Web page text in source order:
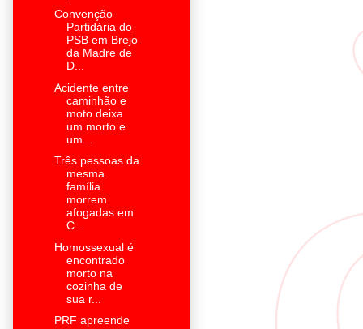
Convenção
Partidária do
PSB em Brejo
da Madre de
D...
Acidente entre
caminhão e
moto deixa
um morto e
um...
Três pessoas da
mesma
família
morrem
afogadas em
C...
Homossexual é
encontrado
morto na
cozinha de
sua r...
PRF apreende